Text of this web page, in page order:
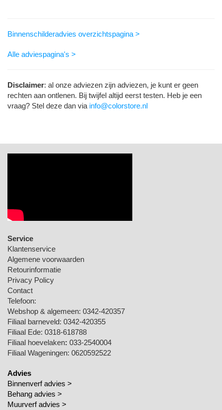
Binnenschilderadvies overzichtspagina >
Alle adviespagina's >
Disclaimer: al onze adviezen zijn adviezen, je kunt er geen
rechten aan ontlenen. Bij twijfel altijd eerst testen. Heb je een
vraag? Stel deze dan via info@colorstore.nl
Service
Klantenservice
Algemene voorwaarden
Retourinformatie
Privacy Policy
Contact
Telefoon:
Webshop & algemeen: 0342-420357
Filiaal barneveld: 0342-420355
Filiaal Ede: 0318-618788
Filiaal hoevelaken: 033-2540004
Filiaal Wageningen: 0620592522
Advies
Binnenverf advies >
Behang advies >
Muurverf advies >